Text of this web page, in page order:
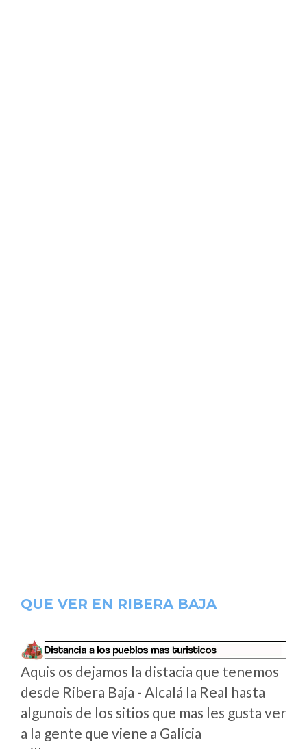
QUE VER EN RIBERA BAJA
Aquis os dejamos la distacia que tenemos
desde Ribera Baja - Alcalá la Real hasta
algunois de los sitios que mas les gusta ver
a la gente que viene a Galicia